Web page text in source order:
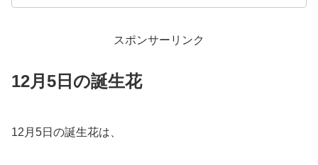
スポンサーリンク
12月5日の誕生花
12月5日の誕生花は、